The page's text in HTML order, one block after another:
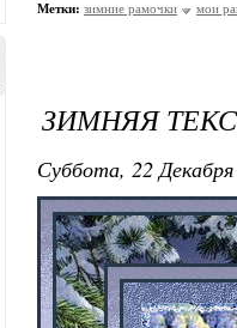
Метки: зимние рамочки мои
ЗИМНЯЯ
Суббота, 22